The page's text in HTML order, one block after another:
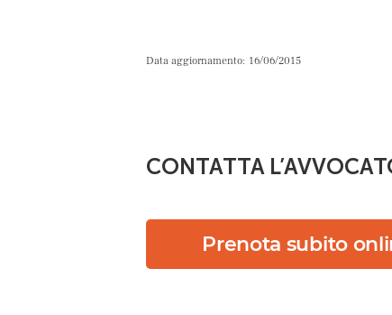
Data aggiornamento: 16/06/2015
CONTATTA
Prenota subito